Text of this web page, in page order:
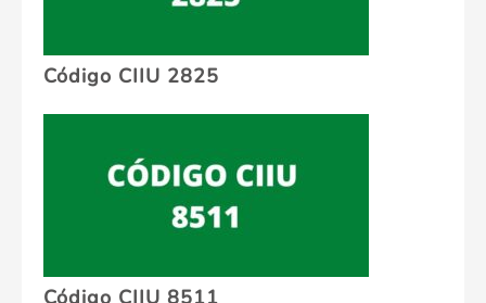
Código CIIU 2825
Código CIIU 8511